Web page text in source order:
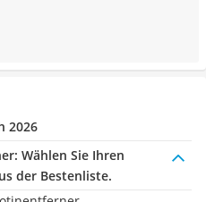
2026
Wählen Sie Ihren
der Bestenliste.